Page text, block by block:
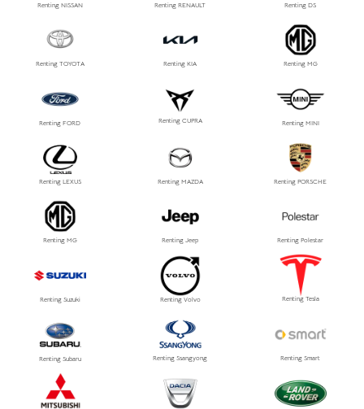
Renting NISSAN Renting RENAULT Renting DS
Renting TOYOTA Renting KIA Renting MG
Renting FORD Renting CUPRA Renting MINI
Renting LEXUS Renting MAZDA Renting PORSCHE
Renting MG Renting Jeep Renting Polestar
Renting Suzuki Renting Volvo Renting Tesla
Renting Subaru Renting Ssangyong Renting Smart